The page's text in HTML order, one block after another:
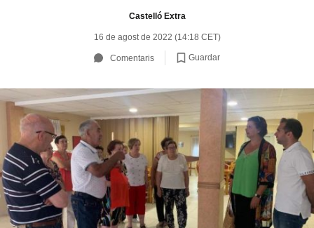
Castelló Extra
16 de agost de 2022 (14:18 CET)
Comentaris Guardar